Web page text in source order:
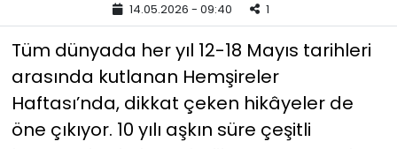
14.05.2026 - 09:40 1
Tüm dünyada her yıl 12-18 Mayıs tarihleri
arasında kutlanan Hemşireler
Haftası’nda, dikkat çeken hikâyeler de
öne çıkıyor. 10 yılı aşkın süre çeşitli
YEREL YÖNETİMLER
Yurt